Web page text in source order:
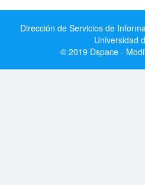
Dirección de Servicios de
Universidad
© 2019 Dspace -